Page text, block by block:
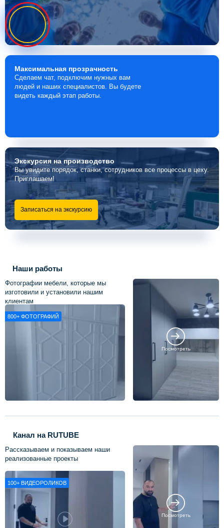
Максимальная прозрачность
Сделаем чат, подключим нужных вам
людей и наших специалистов. Вы будете
видеть каждый этап работы.
Экскурсияна производство
Вы увидите порядок, станки, сотрудников все процессы в цеху.
Приглашаем!
Записаться на экскурсию
Наши работы
Фотографии мебели, которые мы
изготовили и установили нашим
клиентам
800+ ФОТОГРАФИЙ
Посмотреть
Канал на RUTUBE
Рассказываем и показываем наши
реализованные проекты
100+ ВИДЕОРОЛИКОВ
Посмотреть